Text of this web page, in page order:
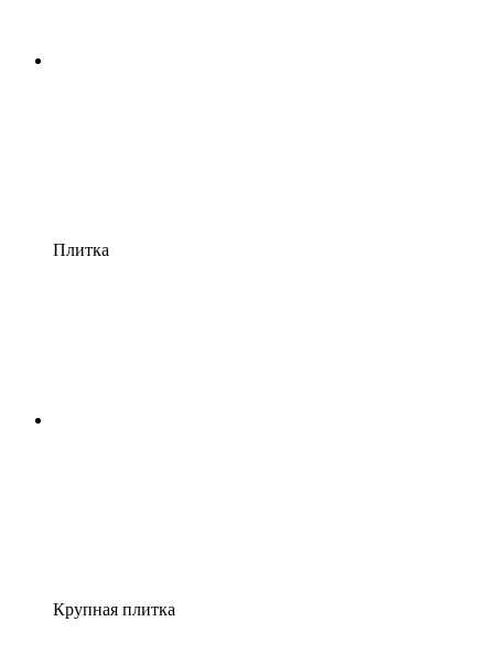
Плитка
Крупная плитка